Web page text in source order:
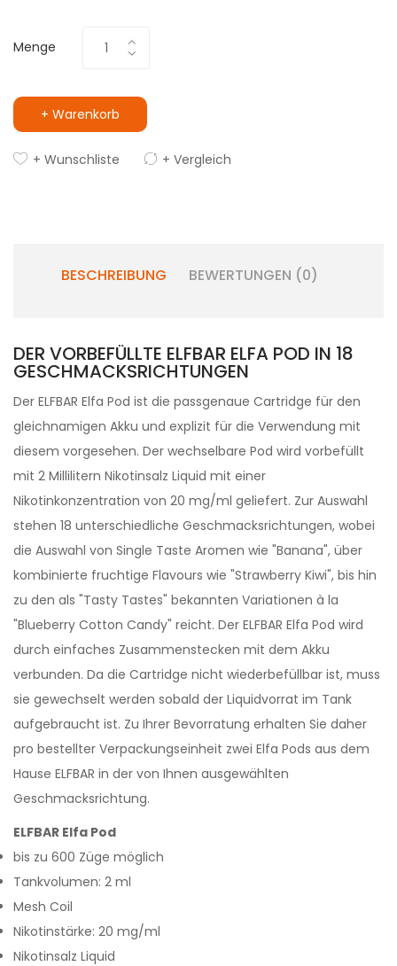
Menge
+ Warenkorb
+ Wunschliste + Vergleich
BESCHREIBUNG BEWERTUNGEN (0)
DER VORBEFÜLLTE ELFBAR ELFA POD IN 18
GESCHMACKSRICHTUNGEN
Der ELFBAR Elfa Pod ist die passgenaue Cartridge für den
gleichnamigen Akku und explizit für die Verwendung mit
diesem vorgesehen. Der wechselbare Pod wird vorbefüllt
mit 2 Millilitern Nikotinsalz Liquid mit einer
Nikotinkonzentration von 20 mg/ml geliefert. Zur Auswahl
stehen 18 unterschiedliche Geschmacksrichtungen, wobei
die Auswahl von Single Taste Aromen wie "Banana", über
kombinierte fruchtige Flavours wie "Strawberry Kiwi", bis hin
zu den als "Tasty Tastes" bekannten Variationen à la
"Blueberry Cotton Candy" reicht. Der ELFBAR Elfa Pod wird
durch einfaches Zusammenstecken mit dem Akku
verbunden. Da die Cartridge nicht wiederbefüllbar ist, muss
sie gewechselt werden sobald der Liquidvorrat im Tank
aufgebraucht ist. Zu Ihrer Bevorratung erhalten Sie daher
pro bestellter Verpackungseinheit zwei Elfa Pods aus dem
Hause ELFBAR in der von Ihnen ausgewählten
Geschmacksrichtung.
ELFBAR Elfa Pod
bis zu 600 Züge möglich
Tankvolumen: 2 ml
Mesh Coil
Nikotinstärke: 20 mg/ml
Nikotinsalz Liquid